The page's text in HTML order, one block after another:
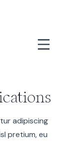
adipiscing
pretium, eu